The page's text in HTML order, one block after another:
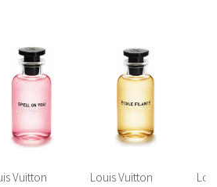
Vuitton Louis Vuitton